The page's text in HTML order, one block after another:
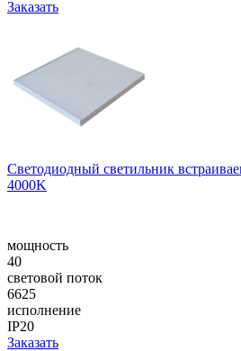
Заказать
Светодиодный светильник
4000K
мощность
40
световой поток
6625
исполнение
IP20
Заказать